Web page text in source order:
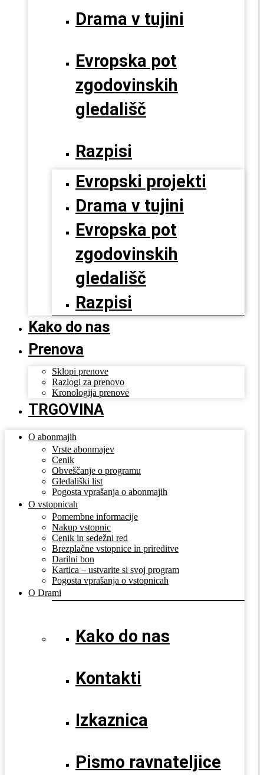
Drama v tujini
Evropska pot
zgodovinskih
gledališč
Razpisi
Evropski projekti
Drama v tujini
Evropska pot
zgodovinskih
gledališč
Razpisi
Kako do nas
Prenova
Sklopi prenove
Razlogi za prenovo
Kronologija prenove
TRGOVINA
O abonmajih
Vrste abonmajev
Cenik
Obveščanje o programu
Gledališki list
Pogosta vprašanja o abonmajih
O vstopnicah
Pomembne informacije
Nakup vstopnic
Cenik in sedežni red
Brezplačne vstopnice in prireditve
Darilni bon
Kartica – ustvarite si svoj program
Pogosta vprašanja o vstopnicah
O Drami
Kako do nas
Kontakti
Izkaznica
Pismo ravnateljice